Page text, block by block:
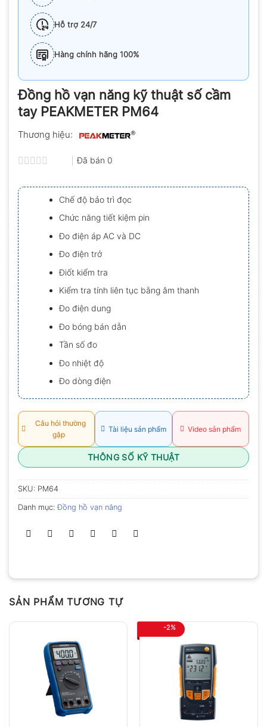
Hỗ trợ 24/7
Hàng chính hãng 100%
Đồng hồ vạn năng kỹ thuật số cầm
tay PEAKMETER PM64
Thương hiệu:
xếp
hạng
0.0
5
sao
Đã bán 0
Chế độ bảo trì đọc
Chức năng tiết kiệm pin
Đo điện áp AC và DC
Đo điện trở
Điốt kiểm tra
Kiểm tra tính liên tục bằng âm thanh
Đo điện dung
Đo bóng bán dẫn
Tần số đo
Đo nhiệt độ
Đo dòng điện
Câu hỏi thường
gặp
Tài liệu sản phẩm Video sản phẩm
THÔNG SỐ KỸ THUẬT
SKU: PM64
Danh mục:Đồng hồ vạn năng
SẢN PHẨM TƯƠNG TỰ
-2%